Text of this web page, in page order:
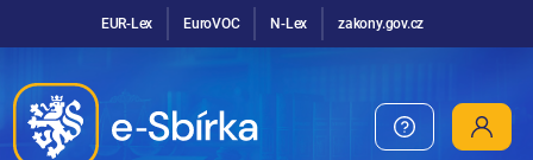
EUR-Lex EuroVOC N-Lex zakony.gov.cz